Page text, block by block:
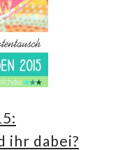
ihr dabei?